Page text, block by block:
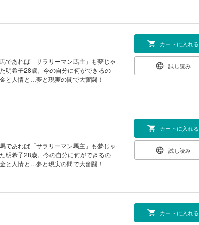
であれば「サラリーマン馬主」も夢じゃ
明希子28歳。今の自分に何ができるの
人情と…夢と現実の間で大奮闘！
カートに入れる
試し読み
であれば「サラリーマン馬主」も夢じゃ
明希子28歳。今の自分に何ができるの
人情と…夢と現実の間で大奮闘！
カートに入れる
試し読み
カートに入れる